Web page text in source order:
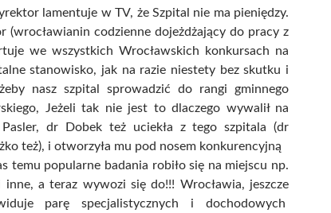
lamentuje w TV, że Szpital nie ma pieniędzy.
(wrocławianin codzienne dojeżdżający do pracy z
we wszystkich Wrocławskich konkursach na
stanowisko, jak na razie niestety bez skutku i
nasz szpital sprowadzić do rangi gminnego
Jeżeli tak nie jest to dlaczego wywalił na
dr Dobek też uciekła z tego szpitala (dr
też), i otworzyła mu pod nosem konkurencyjną
temu popularne badania robiło się na miejscu np.
inne, a teraz wywozi się do!!! Wrocławia, jeszcze
parę specjalistycznych i dochodowych